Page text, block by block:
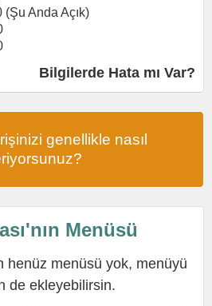
(Şu Anda Açık)
Bilgilerde Hata mı Var?
genellikle nasıl
Menüsü
henüz menüsü yok, menüyü
de ekleyebilirsin.